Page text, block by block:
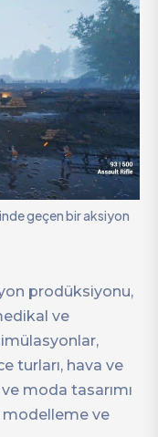
geçen bir aksiyon
prodüksiyonu,
ve
turları, hava ve
moda tasarımı
ve